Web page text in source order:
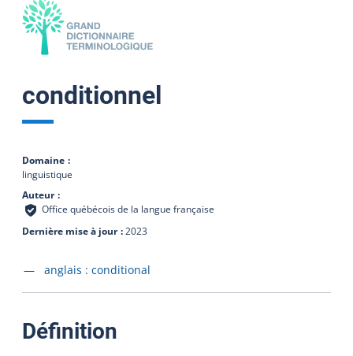
conditionnel
Domaine
linguistique
Auteur
Office québécois de la langue française
Dernière mise à jour 2023
Accéder à la fiche en
anglais : conditional
Définition